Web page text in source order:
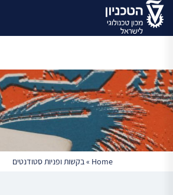
Home
»בקשות ופניות סטודנטים